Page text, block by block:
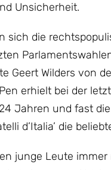
Unsicherheit.
sich die
Geert Wilders von
erhielt bei der
Jahren und fast
d’Italia’ die
junge Leute